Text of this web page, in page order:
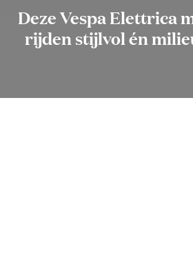
Deze Vespa Elettrica
rijden stijlvol én